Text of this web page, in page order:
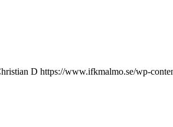
D https://www.ifkmalmo.se/wp-